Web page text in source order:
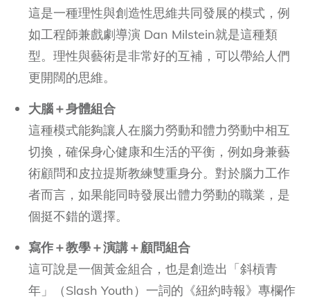
這是一種理性與創造性思維共同發展的模式，例
如工程師兼戲劇導演 Dan Milstein就是這種類
型。理性與藝術是非常好的互補，可以帶給人們
更開闊的思維。
大腦＋身體組合
這種模式能夠讓人在腦力勞動和體力勞動中相互
切換，確保身心健康和生活的平衡，例如身兼藝
術顧問和皮拉提斯教練雙重身分。對於腦力工作
者而言，如果能同時發展出體力勞動的職業，是
個挺不錯的選擇。
寫作＋教學＋演講＋顧問組合
這可說是一個黃金組合，也是創造出「斜槓青
年」（Slash Youth）一詞的《紐約時報》專欄作